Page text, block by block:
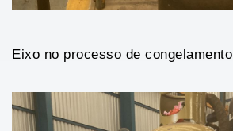
Eixo no processo de congelamento